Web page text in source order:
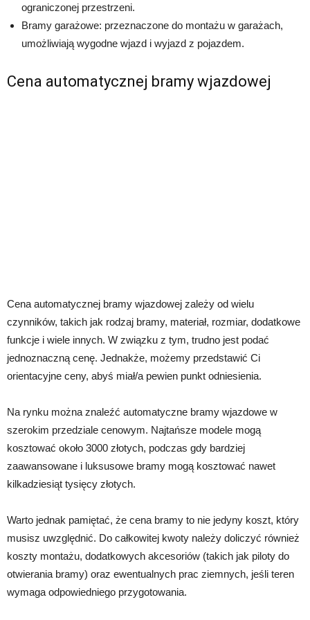
ograniczonej przestrzeni.
Bramy garażowe: przeznaczone do montażu w garażach,
umożliwiają wygodne wjazd i wyjazd z pojazdem.
Cena automatycznej bramy wjazdowej
Cena automatycznej bramy wjazdowej zależy od wielu
czynników, takich jak rodzaj bramy, materiał, rozmiar, dodatkowe
funkcje i wiele innych. W związku z tym, trudno jest podać
jednoznaczną cenę. Jednakże, możemy przedstawić Ci
orientacyjne ceny, abyś miał/a pewien punkt odniesienia.
Na rynku można znaleźć automatyczne bramy wjazdowe w
szerokim przedziale cenowym. Najtańsze modele mogą
kosztować około 3000 złotych, podczas gdy bardziej
zaawansowane i luksusowe bramy mogą kosztować nawet
kilkadziesiąt tysięcy złotych.
Warto jednak pamiętać, że cena bramy to nie jedyny koszt, który
musisz uwzględnić. Do całkowitej kwoty należy doliczyć również
koszty montażu, dodatkowych akcesoriów (takich jak piloty do
otwierania bramy) oraz ewentualnych prac ziemnych, jeśli teren
wymaga odpowiedniego przygotowania.